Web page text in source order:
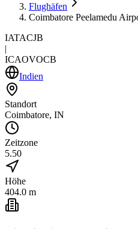
Flughäfen
Coimbatore Peelamedu
IATACJB
|
ICAOVOCB
Indien
Standort
Coimbatore, IN
Zeitzone
5.50
Höhe
404.0 m